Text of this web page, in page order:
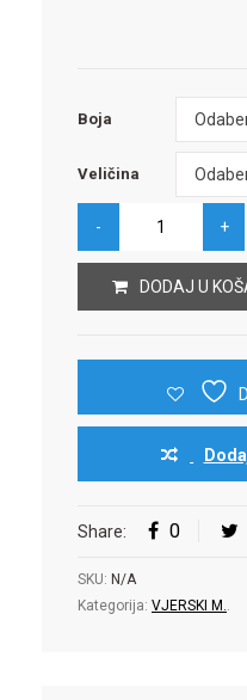
Boja Boja
Veličina Veličina
DODAJ U
Share: 0
SKU: N/A
Kategorija: VJERSKI M.